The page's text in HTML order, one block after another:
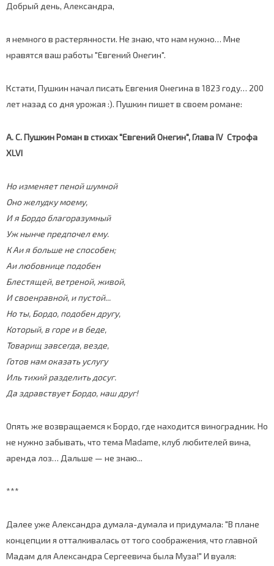
Добрый день, Александра,
я немного в растерянности. Не знаю, что нам нужно… Мне
нравятся ваш работы "Евгений Онегин".
Кстати, Пушкин начал писать Евгения Онегина в 1823 году… 200
лет назад со дня урожая :). Пушкин пишет в своем романе:
А. С. Пушкин Роман в стихах "Евгений Онегин", ГлаваIV Строфа
XLVI
Но изменяет пеной шумной
Оно желудку моему,
И я Бордо благоразумный
Уж нынче предпочел ему.
К Аи я больше не способен;
Aи любовнице подобен
Блестящей, ветреной, живой,
И своенравной, и пустой...
Но ты, Бордо, подобен другу,
Который, в горе и в беде,
Товарищ завсегда, везде,
Готов нам оказать услугу
Иль тихий разделить досуг.
Да здравствует Бордо, наш друг!
Опять же возвращаемся к Бордо, где находится виноградник. Но
не нужно забывать, что тема Madame, клуб любителей вина,
аренда лоз… Дальше — не знаю...
***
Далее уже Александра думала-думала и придумала: "В плане
концепции я отталкивалась от того соображения, что главной
Мадам для Александра Сергеевича была Муза!" И вуаля: